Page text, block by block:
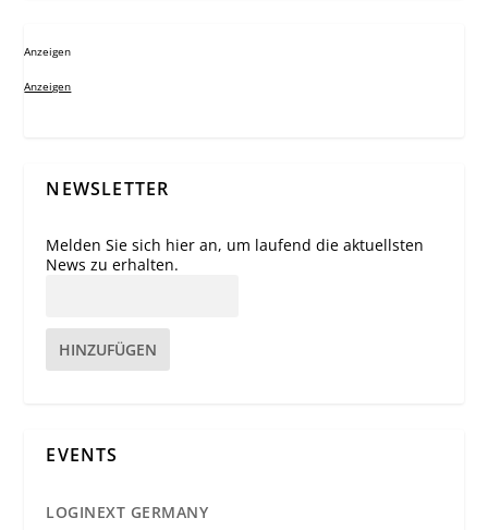
Anzeigen
Anzeigen
NEWSLETTER
Melden Sie sich hier an, um laufend die aktuellsten
News zu erhalten.
HINZUFÜGEN
EVENTS
LOGINEXT GERMANY